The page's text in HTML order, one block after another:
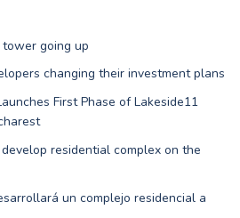
going up
changing their investment plans
First Phase of Lakeside11
residential complex on the
un complejo residencial a